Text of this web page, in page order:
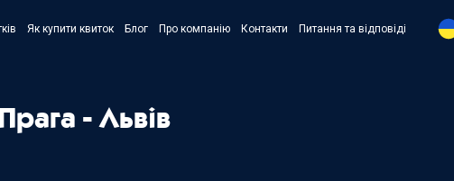
Як купити квиток Блог Про компанію Контакти Питання та відповіді
- Львів